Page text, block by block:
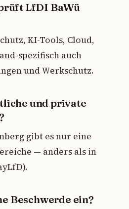
LfDI BaWü
KI-Tools, Cloud,
spezifisch auch
und Werkschutz.
und private
gibt es nur eine
— anders als in
Beschwerde ein?